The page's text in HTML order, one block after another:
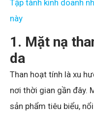
Tập tành kinh doanh
này
1. Mặt nạ
da
Than hoạt tính là xu
nơi thời gian gần đây.
sản phẩm tiêu biểu,